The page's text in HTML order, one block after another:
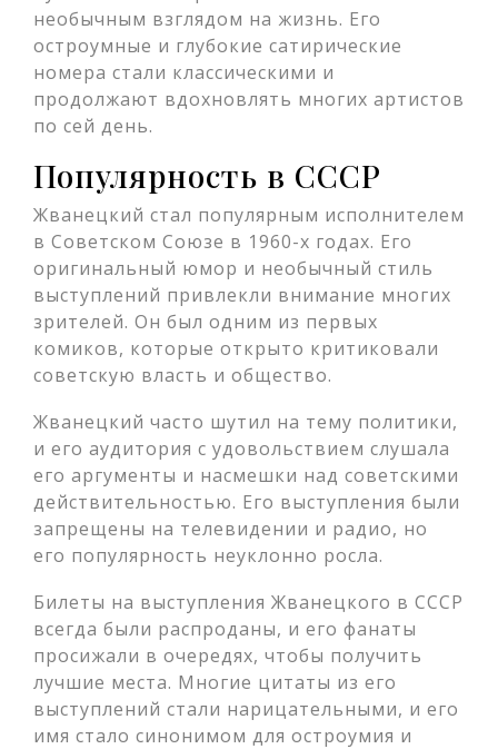
необычным взглядом на жизнь. Его
остроумные и глубокие сатирические
номера стали классическими и
продолжают вдохновлять многих артистов
по сей день.
Популярность в СССР
Жванецкий стал популярным исполнителем
в Советском Союзе в 1960-х годах. Его
оригинальный юмор и необычный стиль
выступлений привлекли внимание многих
зрителей. Он был одним из первых
комиков, которые открыто критиковали
советскую власть и общество.
Жванецкий часто шутил на тему политики,
и его аудитория с удовольствием слушала
его аргументы и насмешки над советскими
действительностью. Его выступления были
запрещены на телевидении и радио, но
его популярность неуклонно росла.
Билеты на выступления Жванецкого в СССР
всегда были распроданы, и его фанаты
просижали в очередях, чтобы получить
лучшие места. Многие цитаты из его
выступлений стали нарицательными, и его
имя стало синонимом для остроумия и